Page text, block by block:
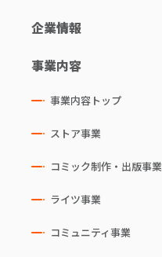
企業情報
事業内容
事業内容トップ
ストア事業
コミック制作・出版事業
ライツ事業
コミュニティ事業